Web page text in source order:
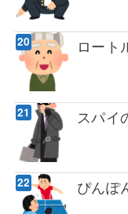
ロート
スパイ
ぴんぽ